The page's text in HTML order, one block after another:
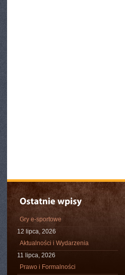
Gry e-sportowe
12 lipca, 2026
Aktualności i Wydarzenia
11 lipca, 2026
Prawo i Formalności